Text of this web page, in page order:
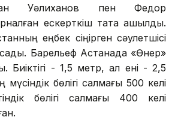
Уәлиханов пен Федор
ескерткіш тақта ашылды.
еңбек сіңірген сәулетшісі
Барельеф Астанада «Өнер»
- 1,5 метр, ал ені - 2,5
мүсіндік бөлігі салмағы 500 келі
бөлігі салмағы 400 келі